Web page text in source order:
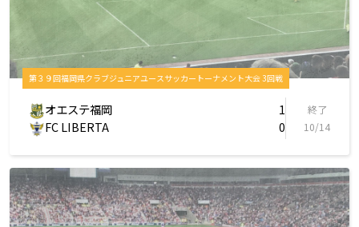
第３９回福岡県クラブジュニアユースサッカートーナメント大会 3回戦
オエステ福岡 1
FC LIBERTA 0
終了
10/14